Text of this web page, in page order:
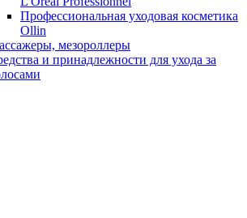
Профессиональная уходовая косметика
Ollin
мезороллеры
и принадлежности для ухода за